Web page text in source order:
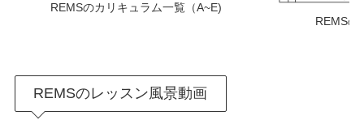
REMSのカリキュラム一覧（A~E)
REMSの
REMSのレッスン風景動画